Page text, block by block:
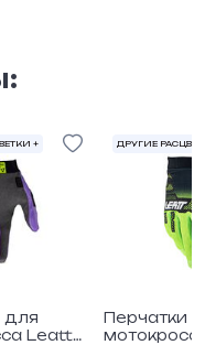
для
Leatt
+
Перчатки
ДРУГИЕ